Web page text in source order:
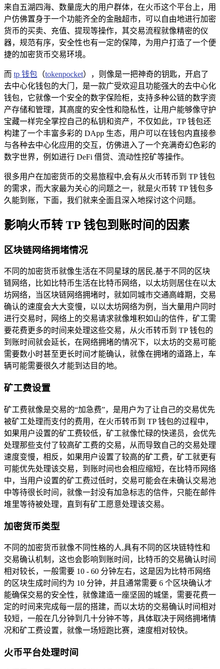
来自五湖四海、数量庞大的用户群体，在火币这个平台上，用
户仿佛置身于一个功能齐全的金融超市，可以自由地进行加密
货币的买卖、充值、提现等操作，其交易流程就像精密的仪
器，规范有序，安全性也有一定的保障，为用户打造了一个便
捷的加密货币交易环境。
而 tp 钱包 （tokenpocket），则像是一把神奇的钥匙，开启了
去中心化钱包的大门，是一款广受欢迎且功能强大的去中心化
钱包，它就像一个安全的数字保险柜，支持多种公链的数字资
产存储和管理，其高度的安全性和隐私性，让用户能够像守护
宝藏一样完全掌控自己的私钥和资产，不仅如此，TP 钱包还
构建了一个丰富多彩的 DApp 生态，用户可以在钱包内直接参
与各种去中心化应用的交互，仿佛进入了一个充满奇幻色彩的
数字世界，例如进行 DeFi 借贷、流动性挖矿等操作。
很多用户在加密货币的交易旅程中,会有从火币转币到 TP 钱包
的需求，而大家最为关心的问题之一，就是火币转 TP 钱包多
久能到账，下面，我们就来全面且深入地探讨这个问题。
影响火币转 TP 钱包到账时间的因素
区块链网络拥堵情况
不同的加密货币就像生活在不同星球的居民,基于不同的区块
链网络，比如比特币生活在比特币网络，以太坊则居住在以太
坊网络，当区块链网络拥堵时，就如同城市交通高峰期，交易
确认的速度会大大变慢，以以太坊网络为例，当大量用户同时
进行交易时，网络上的交易请求就像堆积如山的信件，矿工需
要花费更多的时间来处理这些交易，从火币转币到 TP 钱包的
到账时间就会延长，在网络拥堵的情况下，以太坊的交易可能
需要数小时甚至更长时间才能确认，就像在拥堵的道路上，车
辆可能需要很久才能到达目的地。
矿工费设置
矿工费就像是交易的“加急费”，是用户为了让自己的交易优先
被矿工处理而支付的费用，在火币转币到 TP 钱包的过程中，
如果用户设置的矿工费较低，矿工就像忙碌的快递员，会优先
处理那些支付了较高矿工费的交易，从而导致自己的交易处理
速度变慢，相反，如果用户设置了较高的矿工费，矿工就更有
可能优先处理该交易，到账时间也会相应缩短，在比特币网络
中，当用户设置的矿工费过低时，交易可能会在未确认交易池
中等待很长时间，就像一封没有加急标志的信件，只能在邮件
堆里等待被处理，直到有矿工愿意处理该交易。
加密货币类型
不同的加密货币就像不同性格的人,具有不同的区块链特性和
交易确认机制，这也会影响到账时间，比特币的交易确认时间
相对较长，一般需要 10 - 60 分钟左右，这是因为比特币网络
的区块生成时间约为 10 分钟，并且通常需要 6 个区块确认才
能确保交易的安全性，就像建造一座坚固的城堡，需要花费一
定的时间来完成每一层的搭建，而以太坊的交易确认时间相对
较短，一般在几分钟到几十分钟不等，具体取决于网络拥堵情
况和矿工费设置，就像一场短跑比赛，速度相对较快。
火币平台处理时间